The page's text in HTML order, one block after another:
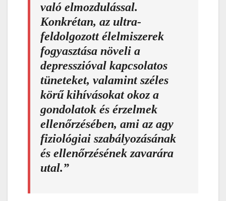
való elmozdulással.
Konkrétan, az ultra-
feldolgozott élelmiszerek
fogyasztása növeli a
depresszióval kapcsolatos
tüneteket, valamint széles
körű kihívásokat okoz a
gondolatok és érzelmek
ellenőrzésében, ami az agy
fiziológiai szabályozásának
és ellenőrzésének zavarára
utal.”